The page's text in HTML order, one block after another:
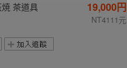
茶道具 19,000円
NT4111元